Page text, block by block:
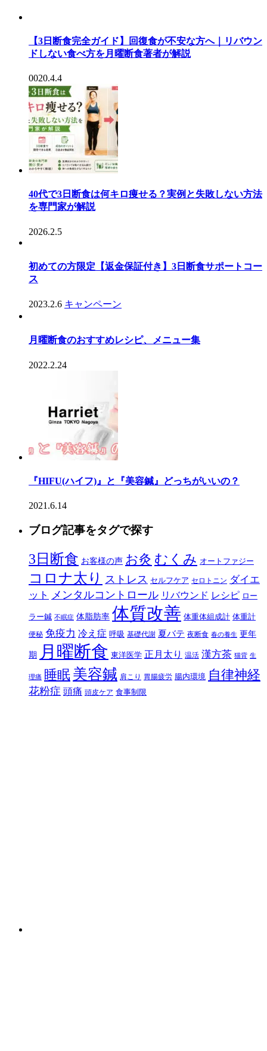
【3日断食完全ガイド】回復食が不安な方へ｜リバウン
ドしない食べ方を月曜断食著者が解説
0020.4.4
40代で3日断食は何キロ痩せる？実例と失敗しない方法
を専門家が解説
2026.2.5
初めての方限定【返金保証付き】3日断食サポートコー
ス
2023.2.6 キャンペーン
月曜断食のおすすめレシピ、メニュー集
2022.2.24
『HIFU(ハイフ)』と『美容鍼』どっちがいいの？
2021.6.14
ブログ記事をタグで探す
3日断食 お客様の声 お灸 むくみ オートファジー
コロナ太り ストレス セルフケア セロトニン ダイエ
ット
メンタルコントロール リバウンド レシピ ロー
ラー鍼 不眠症 体脂肪率 体質改善 体重体組成計 体重計
便秘 免疫力 冷え症 呼吸 基礎代謝 夏バテ 夜断食 春の養生 更年
期 月曜断食 東洋医学 正月太り 温活 漢方茶 猫背 生
理痛 睡眠 美容鍼 肩こり 胃腸疲労 腸内環境 自律神経
花粉症 頭痛 頭皮ケア 食事制限